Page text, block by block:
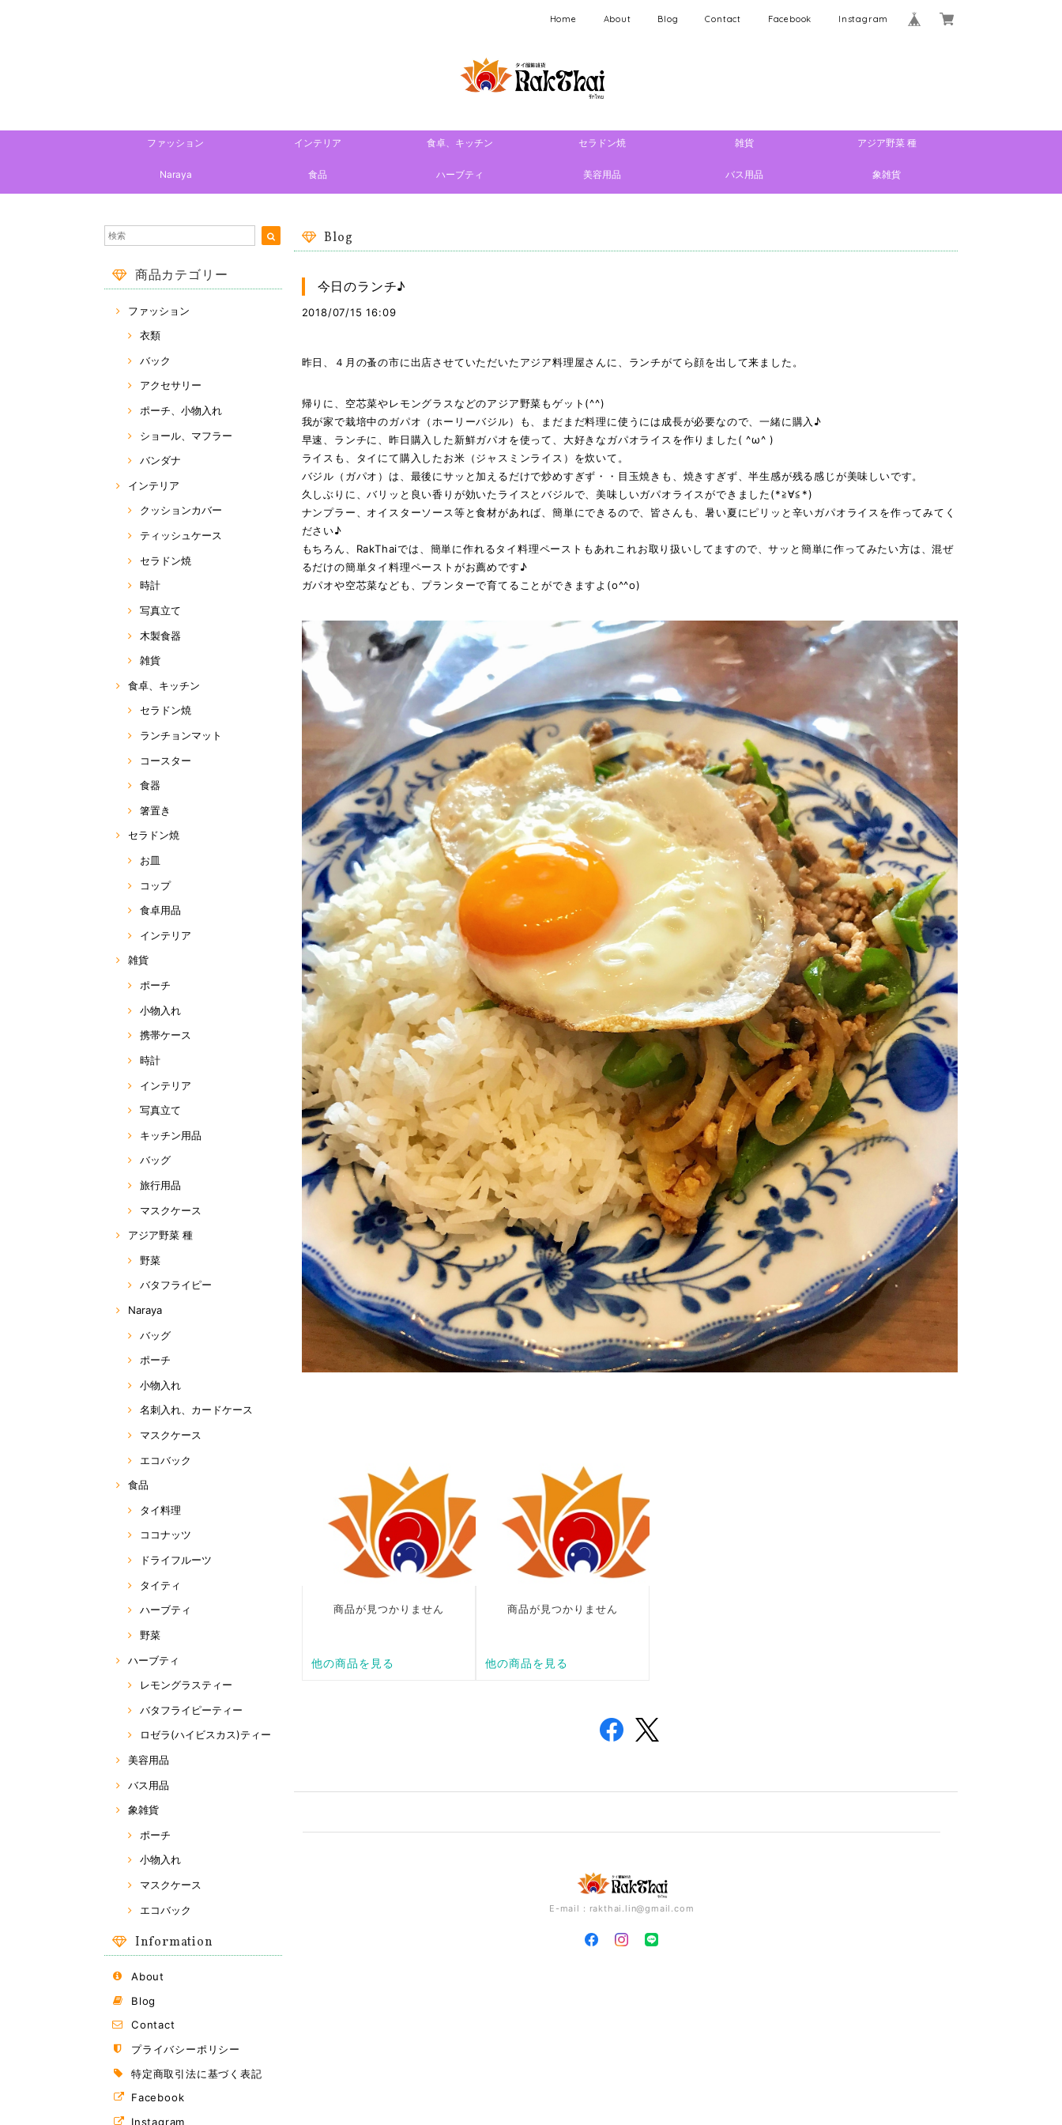
Home About Blog Contact Facebook Instagram
ファッション インテリア 食卓、キッチン セラドン焼 雑貨 アジア野菜 種
Naraya 食品 ハーブティ 美容用品 バス用品 象雑貨
商品カテゴリー
ファッション
衣類
バック
アクセサリー
ポーチ、小物入れ
ショール、マフラー
バンダナ
インテリア
クッションカバー
ティッシュケース
セラドン焼
時計
写真立て
木製食器
雑貨
食卓、キッチン
セラドン焼
ランチョンマット
コースター
食器
箸置き
セラドン焼
お皿
コップ
食卓用品
インテリア
雑貨
ポーチ
小物入れ
携帯ケース
時計
インテリア
写真立て
キッチン用品
バッグ
旅行用品
マスクケース
アジア野菜 種
野菜
バタフライピー
Naraya
バッグ
ポーチ
小物入れ
名刺入れ、カードケース
マスクケース
エコバック
食品
タイ料理
ココナッツ
ドライフルーツ
タイティ
ハーブティ
野菜
ハーブティ
レモングラスティー
バタフライピーティー
ロゼラ(ハイビスカス)ティー
美容用品
バス用品
象雑貨
ポーチ
小物入れ
マスクケース
エコバック
Information
About
Blog
Contact
プライバシーポリシー
特定商取引法に基づく表記
Facebook
Instagram
Blog
今日のランチ♪
2018/07/15 16:09
昨日、４月の蚤の市に出店させていただいたアジア料理屋さんに、ランチがてら顔を出して来ました。
帰りに、空芯菜やレモングラスなどのアジア野菜もゲット(^^)
我が家で栽培中のガパオ（ホーリーバジル）も、まだまだ料理に使うには成長が必要なので、一緒に購入♪
早速、ランチに、昨日購入した新鮮ガパオを使って、大好きなガパオライスを作りました( ^ω^ )
ライスも、タイにて購入したお米（ジャスミンライス）を炊いて。
バジル（ガパオ）は、最後にサッと加えるだけで炒めすぎず・・目玉焼きも、焼きすぎず、半生感が残る感じが美味しいです。
久しぶりに、バリッと良い香りが効いたライスとバジルで、美味しいガパオライスができました(*≧∀≦*)
ナンプラー、オイスターソース等と食材があれば、簡単にできるので、皆さんも、暑い夏にピリッと辛いガパオライスを作ってみてく
ださい♪
もちろん、RakThaiでは、簡単に作れるタイ料理ペーストもあれこれお取り扱いしてますので、サッと簡単に作ってみたい方は、混ぜ
るだけの簡単タイ料理ペーストがお薦めです♪
ガパオや空芯菜なども、プランターで育てることができますよ(o^^o)
E-mail： rakthai.lin@gmail.com